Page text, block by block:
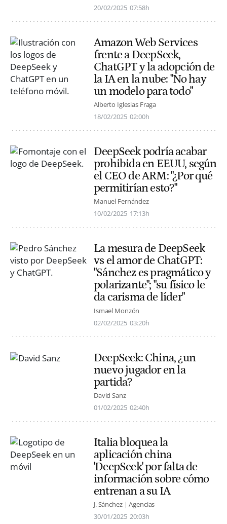
20/02/2025 07:58h
Amazon Web Services
frente a DeepSeek,
ChatGPT y la adopción de
la IA en la nube: "No hay
un modelo para todo"
Alberto Iglesias Fraga
18/02/2025 02:00h
DeepSeek podría acabar
prohibida en EEUU, según
el CEO de ARM: "¿Por qué
permitirían esto?"
Manuel Fernández
10/02/2025 17:13h
La mesura de DeepSeek
vs el amor de ChatGPT:
"Sánchez es pragmático y
polarizante"; "su físico le
da carisma de líder"
Ismael Monzón
02/02/2025 03:20h
DeepSeek: China, ¿un
nuevo jugador en la
partida?
David Sanz
01/02/2025 02:40h
Italia bloquea la
aplicación china
'DeepSeek' por falta de
información sobre cómo
entrenan a su IA
J. Sánchez | Agencias
30/01/2025 20:03h